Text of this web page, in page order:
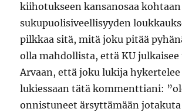
kiihotukseen kansanosaa
sukupuolisiveellisyyden
pilkkaa sitä, mitä joku pitää
olla mahdollista, että KU julkaisee
Arvaan, että joku lukija
lukiessaan tätä kommenttiani:
onnistuneet ärsyttämään jotakuta